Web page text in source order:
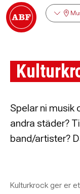
Spelar ni musik
andra städer?
band/artister?
Kulturkrock ger er